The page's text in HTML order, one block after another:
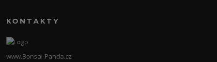
KONTAKTY
www.Bonsai-Panda.cz